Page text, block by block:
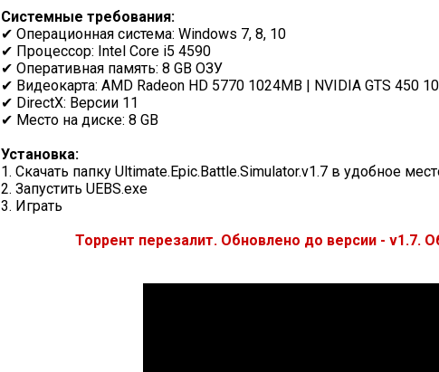
Системные требования:
✔ Операционная система: Windows 7, 8, 10
✔ Процессор: Intel Core i5 4590
✔ Оперативная память: 8 GB ОЗУ
✔ Видеокарта: AMD Radeon HD 5770 1024MB | NVIDIA GTS 450
✔ DirectX: Версии 11
✔ Место на диске: 8 GB
Установка:
1. Скачать папку Ultimate.Epic.Battle.Simulator.v1.7 в удобное
2. Запустить UEBS.exe
3. Играть
Торрент перезалит. Обновлено до версии - v1.7.